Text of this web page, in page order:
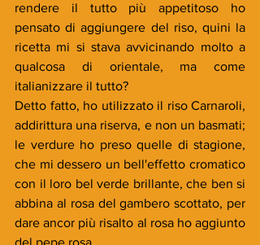
rendere il tutto più appetitoso ho
pensato di aggiungere del riso, quini la
ricetta mi si stava avvicinando molto a
qualcosa di orientale, ma come
italianizzare il tutto?
Detto fatto, ho utilizzato il riso Carnaroli,
addirittura una riserva, e non un basmati;
le verdure ho preso quelle di stagione,
che mi dessero un bell'effetto cromatico
con il loro bel verde brillante, che ben si
abbina al rosa del gambero scottato, per
dare ancor più risalto al rosa ho aggiunto
del pepe rosa.